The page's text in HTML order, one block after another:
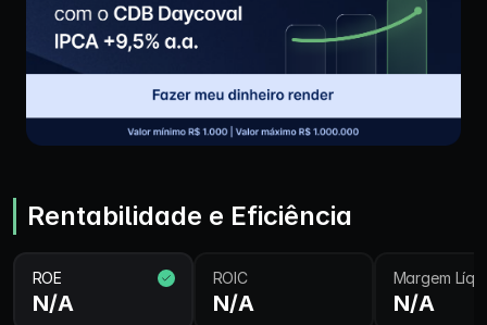
Rentabilidade e Eficiência
ROE
N/A
ROIC
N/A
Margem
N/A